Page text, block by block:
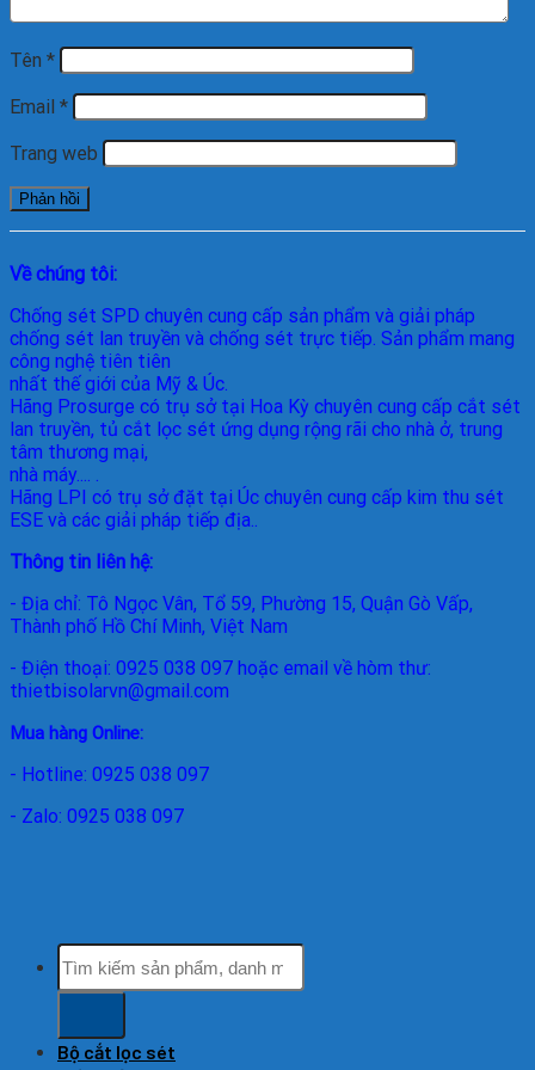
Tên *
Email *
Trang web
Về chúng tôi:
Chống sét SPD chuyên cung cấp sản phẩm và giải pháp
chống sét lan truyền và chống sét trực tiếp. Sản phẩm mang
công nghệ tiên tiên
nhất thế giới của Mỹ & Úc.
Hãng Prosurge có trụ sở tại Hoa Kỳ chuyên cung cấp cắt sét
lan truyền, tủ cắt lọc sét ứng dụng rộng rãi cho nhà ở, trung
tâm thương mại,
nhà máy.... .
Hãng LPI có trụ sở đặt tại Úc chuyên cung cấp kim thu sét
ESE và các giải pháp tiếp địa..
Thông tin liên hệ:
- Địa chỉ: Tô Ngọc Vân, Tổ 59, Phường 15, Quận Gò Vấp,
Thành phố Hồ Chí Minh, Việt Nam
- Điện thoại: 0925 038 097 hoặc email về hòm thư:
thietbisolarvn@gmail.com
Mua hàng Online:
- Hotline: 0925 038 097
- Zalo: 0925 038 097
Tìm
kiếm:
Bộ cắt lọc sét